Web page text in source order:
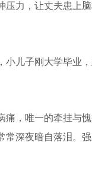
力，让丈夫患上
儿子刚大学毕业，
，唯一的牵挂与
深夜暗自落泪。